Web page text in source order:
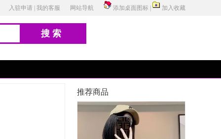
入驻申请 我的客服 网站导航 添加桌面图标 加入收藏
搜索
推荐商品